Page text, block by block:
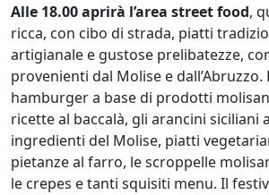
Alle 18.00 aprirà l’area street food,
ricca, con cibo di strada, piatti
artigianale e gustose prelibatezze,
provenienti dal Molise e dall’Abruzzo.
hamburger a base di prodotti
ricette al baccalà, gli arancini siciliani
ingredienti del Molise, piatti
pietanze al farro, le scroppelle
le crepes e tanti squisiti menu. Il